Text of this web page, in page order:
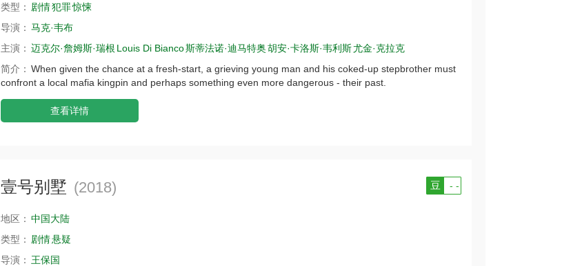
类型： 剧情犯罪惊悚
导演： 马克·韦布
主演： 迈克尔·詹姆斯·瑞根 Louis Di Bianco斯蒂法诺·迪马特奥胡安·卡洛斯·韦利斯尤金·克拉克
简介： When given the chance at a fresh-start, a grieving young man and his coked-up stepbrother must
confront a local mafia kingpin and perhaps something even more dangerous - their past.
查看详情
壹号别墅 (2018) 豆 - -
地区： 中国大陆
类型： 剧情悬疑
导演： 王保国